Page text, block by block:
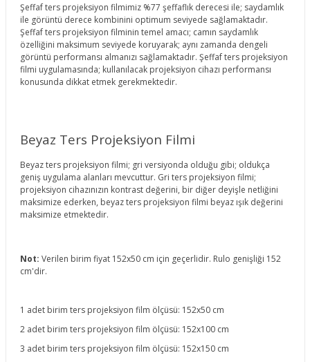
Şeffaf ters projeksiyon filmimiz %77 şeffaflık derecesi ile; saydamlık
ile görüntü derece kombinini optimum seviyede sağlamaktadır.
Şeffaf ters projeksiyon filminin temel amacı; camın saydamlık
özelliğini maksimum seviyede koruyarak; aynı zamanda dengeli
görüntü performansı almanızı sağlamaktadır. Şeffaf ters projeksiyon
filmi uygulamasında; kullanılacak projeksiyon cihazı performansı
konusunda dikkat etmek gerekmektedir.
Beyaz Ters Projeksiyon Filmi
Beyaz ters projeksiyon filmi; gri versiyonda olduğu gibi; oldukça
geniş uygulama alanları mevcuttur. Gri ters projeksiyon filmi;
projeksiyon cihazınızın kontrast değerini, bir diğer deyişle netliğini
maksimize ederken, beyaz ters projeksiyon filmi beyaz ışık değerini
maksimize etmektedir.
Not: Verilen birim fiyat 152x50 cm için geçerlidir. Rulo genişliği 152
cm'dir.
1 adet birim ters projeksiyon film ölçüsü: 152x50 cm
2 adet birim ters projeksiyon film ölçüsü: 152x100 cm
3 adet birim ters projeksiyon film ölçüsü: 152x150 cm